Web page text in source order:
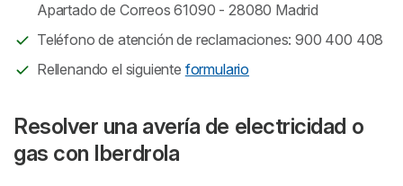
Apartado de Correos 61090 - 28080 Madrid
Teléfono de atención de reclamaciones: 900 400 408
Rellenando el siguiente formulario
Resolver una avería de electricidad o
gas con Iberdrola